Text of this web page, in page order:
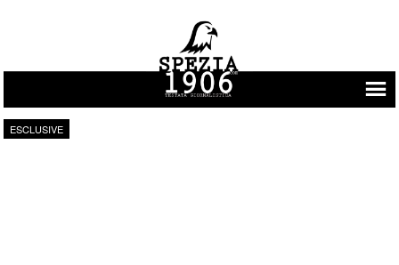
Vai al contenuto
ESCLUSIVE